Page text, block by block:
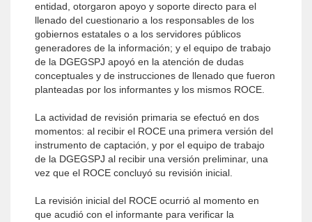
entidad, otorgaron apoyo y soporte directo para el
llenado del cuestionario a los responsables de los
gobiernos estatales o a los servidores públicos
generadores de la información; y el equipo de trabajo
de la DGEGSPJ apoyó en la atención de dudas
conceptuales y de instrucciones de llenado que fueron
planteadas por los informantes y los mismos ROCE.
La actividad de revisión primaria se efectuó en dos
momentos: al recibir el ROCE una primera versión del
instrumento de captación, y por el equipo de trabajo
de la DGEGSPJ al recibir una versión preliminar, una
vez que el ROCE concluyó su revisión inicial.
La revisión inicial del ROCE ocurrió al momento en
que acudió con el informante para verificar la